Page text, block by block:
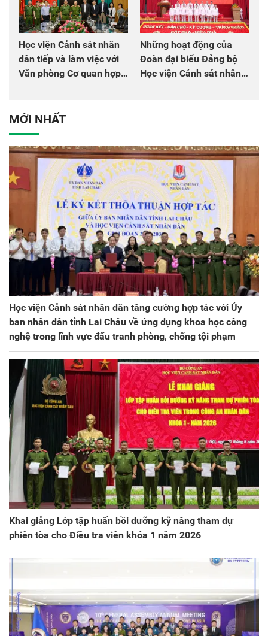
Học viện Cảnh sát nhân
dân tiếp và làm việc với
Văn phòng Cơ quan hợp
Những hoạt động của
Đoàn đại biểu Đảng bộ
Học viện Cảnh sát nhân
MỚI NHẤT
Học viện Cảnh sát nhân dân tăng cường hợp tác với Ủy
ban nhân dân tỉnh Lai Châu về ứng dụng khoa học công
nghệ trong lĩnh vực đấu tranh phòng, chống tội phạm
Khai giảng Lớp tập huấn bồi dưỡng kỹ năng tham dự
phiên tòa cho Điều tra viên khóa 1 năm 2026